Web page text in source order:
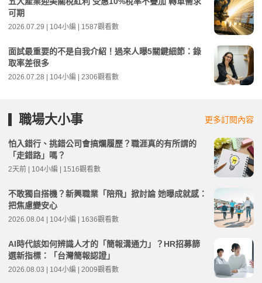
可期
2026.07.29 | 104小編 | 1587觀看數
面試最重要的不是自我介紹！過來人曝5關鍵細節：錄
取率差很多
2026.07.28 | 104小編 | 2306觀看數
職場大小事 更多訂閱內容
怕入錯行、挑錯公司會搞爛履歷？職涯真的有所謂的
「走錯路」嗎？
2天前 | 104小編 | 1516觀看數
不敢獨自搭機？新興職業「陪飛」掀討論 她曝成就感：
把焦慮變安心
2026.08.04 | 104小編 | 1636觀看數
AI時代該如何辨識人才的「簡報溝通力」？HR招募篩
選新指標：「台灣簡報認證」
2026.08.03 | 104小編 | 2009觀看數